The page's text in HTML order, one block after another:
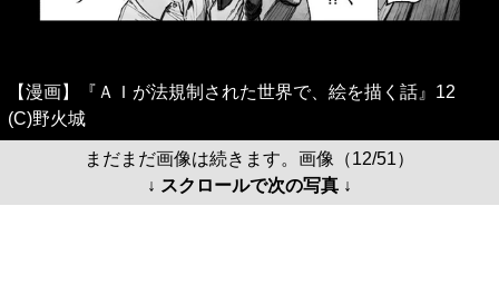
【漫画】『ＡＩが法規制された世界で、絵を描く話』12
(C)野火城
まだまだ画像は続きます。画像（12/51）
↓ スクロールで次の写真 ↓